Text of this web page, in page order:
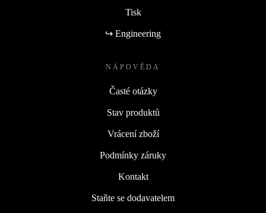
Tisk
↪ Engineering
NÁPOVĚDA
Časté otázky
Stav produktů
Vrácení zboží
Podmínky záruky
Kontakt
Staňte se dodavatelem